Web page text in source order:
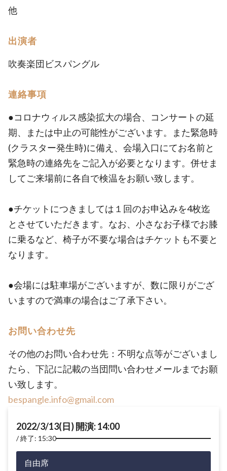
他
出演者
吹奏楽団ビスパングル
連絡事項
●コロナウィルス感染拡大の場合、コンサートの延
期、または中止の可能性がございます。また緊急時
(クラスター発生時)に備え、会場入口にてお名前と
緊急時の連絡先をご記入が必要となります。併せま
してご来場前に各自で検温をお願い致します。
●チケットにつきましては１回のお申込みを4枚迄
とさせていただきます。なお、小さなお子様でお膝
に乗るなど、椅子が不要な場合はチケットも不要と
なります。
●会場には駐車場がございますが、数に限りがござ
いますので満車の場合はご了承下さい。
お問い合わせ先
その他のお問い合わせ先：不明な点等がございまし
たら、下記に記載の当団問い合わせメールまでお願
い致します。
bespangle.info@gmail.com
2022/3/13(日) 開演: 14:00
終了: 15:30
自由席